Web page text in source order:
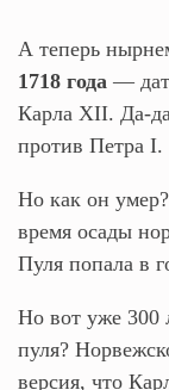
А теперь
1718 года —
Карла XII. Да-
против Петра I.
Но как он
время осады
Пуля попала в
Но вот уже 300
пуля?
версия, что